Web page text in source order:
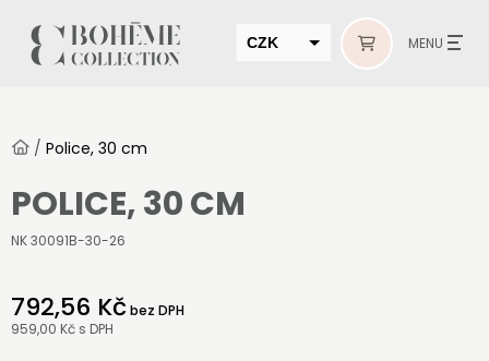
CZK MENU
/ Police, 30 cm
POLICE, 30 CM
NK 30091B-30-26
792,56 Kčbez DPH
959,00 Kč s DPH